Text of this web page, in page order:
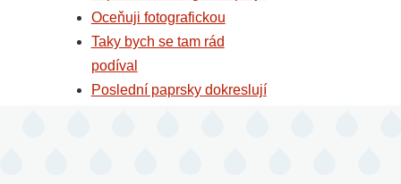
Oceňuji fotografickou
Taky bych se tam rád
podíval
Poslední paprsky dokreslují